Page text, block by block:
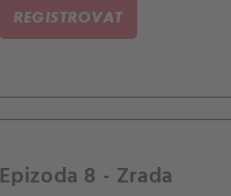
REGISTROVAT
Epizoda 8 - Zrada